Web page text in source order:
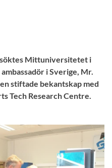
Mittuniversitetet i
i Sverige, Mr.
stiftade bekantskap med
Tech Research Centre.